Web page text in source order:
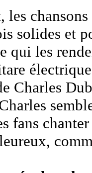
les
solides et
qui les
Charles
fans